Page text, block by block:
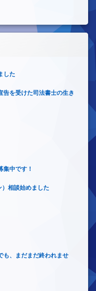
した
告を受けた司法書士の生き
中です！
相談始めました
も、まだまだ終われませ